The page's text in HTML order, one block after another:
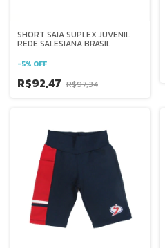
SHORT SAIA SUPLEX JUVENIL
REDE SALESIANA BRASIL
-5% OFF
R$92,47 R$97,34